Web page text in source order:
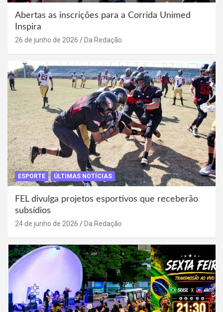
Abertas as inscrições para a Corrida Unimed
Inspira
26 de junho de 2026 Da Redação
ESPORTE ÚLTIMAS NOTÍCIAS
FEL divulga projetos esportivos que receberão
subsídios
24 de junho de 2026 Da Redação